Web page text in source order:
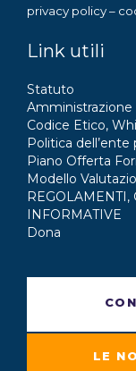
privacy policy–
Link utili
Statuto
Amministrazione
Codice Etico,
Politica
Piano Offerta
Modello
REGOLAMENTI,
INFORMATIVE
Dona
LE